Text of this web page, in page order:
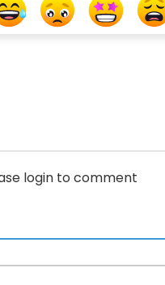
login to comment